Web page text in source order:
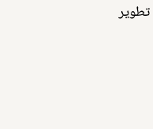
قمنا بتجربة 3 من أحدث إطارات تطوير